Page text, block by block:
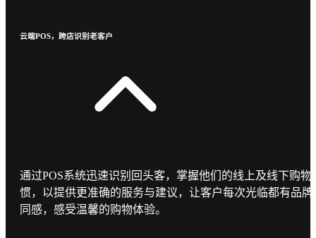
云端POS，跨店识别老客户
通过POS系统迅速识别回头客，掌握他们的线上及线下购物
惯，以提供更准确的服务与建议，让客户每次光临都有品牌
同感，感受温馨的购物体验。